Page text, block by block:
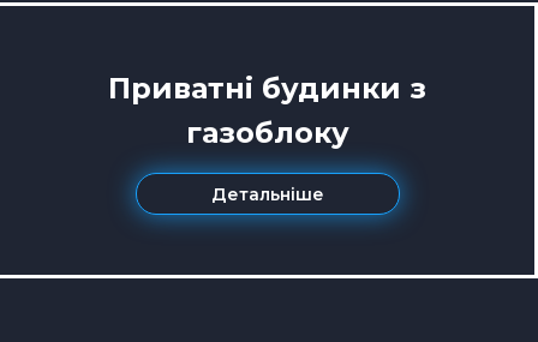
Приватні будинки з
газоблоку
Детальніше